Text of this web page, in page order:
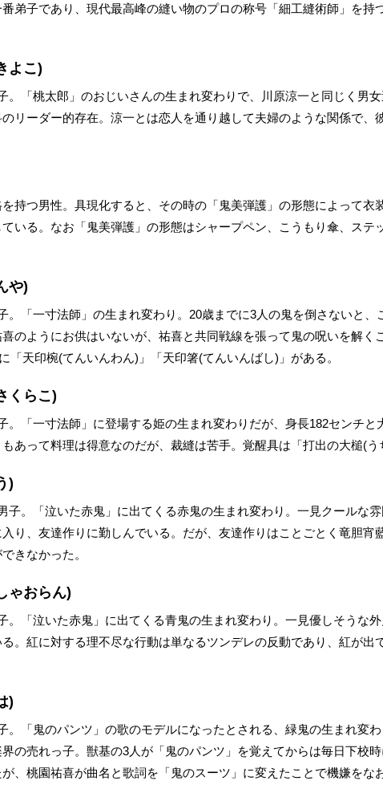
弟子であり、現代最高峰の縫い物のプロの称号「細工縫術師」を持
よこ)
。「桃太郎」のおじいさんの生まれ変わりで、川原涼一と同じく男
リーダー的存在。涼一とは恋人を通り越して夫婦のような関係で、
持つ男性。具現化すると、その時の「鬼美弾護」の形態によって衣
いる。なお「鬼美弾護」の形態はシャープペン、こうもり傘、ステ
や)
。「一寸法師」の生まれ変わり。20歳までに3人の鬼を倒さないと、
のようにお供はいないが、祐喜と共同戦線を張って鬼の呪いを解く
「天印椀(てんいんわん)」「天印箸(てんいんばし)」がある。
くらこ)
。「一寸法師」に登場する姫の生まれ変わりだが、身長182センチと
あって料理は得意なのだが、裁縫は苦手。覚醒具は「打出の大槌(う
)
子。「泣いた赤鬼」に出てくる赤鬼の生まれ変わり。一見クールな
り、友達作りに勤しんでいる。だが、友達作りはことごとく竜胆宵
きなかった。
ゃおらん)
。「泣いた赤鬼」に出てくる青鬼の生まれ変わり。一見優しそうな
。紅に対する理不尽な行動は単なるツンデレの反動であり、紅が出
)
。「鬼のパンツ」の歌のモデルになったとされる、緑鬼の生まれ変
の売れっ子。獣基の3人が「鬼のパンツ」を覚えてからは毎日下校
、桃園祐喜が曲名と歌詞を「鬼のスーツ」に変えたことで機嫌をな